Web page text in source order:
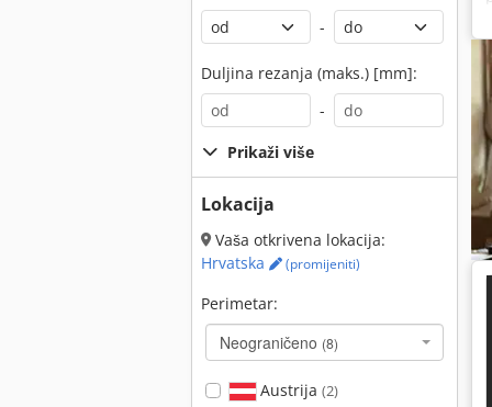
-
Duljina rezanja (maks.) [mm]:
-
Prikaži više
Lokacija
Vaša otkrivena lokacija:
Hrvatska
(promijeniti)
Perimetar:
Neograničeno (8)
Austrija (2)
i
i